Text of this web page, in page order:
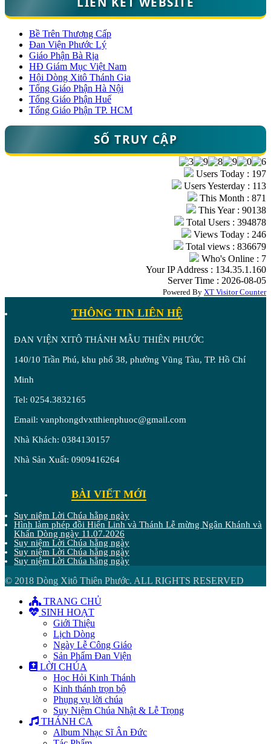
Bề Trên Thượng Cấp
Đan Viện Phước Lý
Giáo Phận Bà Rịa
HĐ Giám Mục Việt Nam
Hội Dòng Xitô Thánh Gia
Tổng Giáo Phận Hà Nội
Tổng Giáo Phận Huế
Tổng Giáo Phận TP. HCM
SỐ TRUY CẬP
Users Today : 197
Users Yesterday : 113
This Month : 871
This Year : 90138
Total Users : 394878
Views Today : 246
Total views : 836679
Who's Online : 7
Your IP Address : 134.35.1.160
Server Time : 2026-08-05
Powered By XT Visitor Counter
THÔNG TIN LIÊN HỆ
ĐAN VIỆN XITÔ THÁNH MẪU THIÊN PHƯỚC
140/10 Trần Phú, khu phố 38, phường Vũng Tàu, TP. Hồ Chí
Minh
Tel: 0254.3832165
Email: vanphongdvxtthienphuoc@gmail.com
Nhà Khách: 0384130157
Nhà Sản Xuất: 0909416264
BÀI VIẾT MỚI
Suy niệm Lời Chúa hằng ngày
Hình làm phép đồi Hiển Linh và Thánh Lễ mừng Ngân Khánh và
Khấn Dòng ngày 11.07.2026
Suy niệm Lời Chúa hằng ngày
Suy niệm Lời Chúa hằng ngày
Suy niệm Lời Chúa hằng ngày
© 2018 Dòng Xitô Thiên Phước. ALL RIGHTS RESERVED
TRANG CHỦ
SINH HOẠT
Giới Thiệu
Lịch Dòng
Ngày Lễ Công Giáo
Sản Phẩm Đan Viện
LỜI CHÚA
Học Hỏi Kinh Thánh
Kinh thánh trọn bộ
Phụng vụ lời chúa
Suy Niệm Chúa Nhật & Lễ Trọng
THÁNH CA
Album Nhạc Sĩ Ân Đức